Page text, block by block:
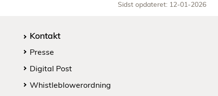
Sidst opdateret: 12-01-2026
Kontakt
Presse
Digital Post
Whistleblowerordning